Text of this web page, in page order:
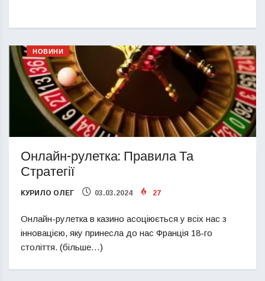
НОВИНИ
Онлайн-рулетка: Правила Та
Стратегії
КУРИЛО ОЛЕГ 03.03.2024 27
Онлайн-рулетка в казино асоціюється у всіх нас з
інновацією, яку принесла до нас Франція 18-го
століття. (більше…)